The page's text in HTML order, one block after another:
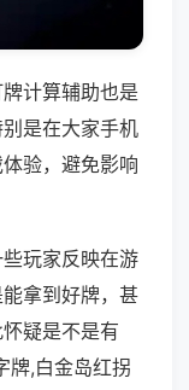
计算辅助也是
是在大家手机
验，避免影响
玩家反映在游
拿到好牌，甚
疑是不是有
牌,白金岛红拐